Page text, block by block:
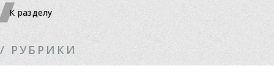
К разделу
/ РУБРИКИ